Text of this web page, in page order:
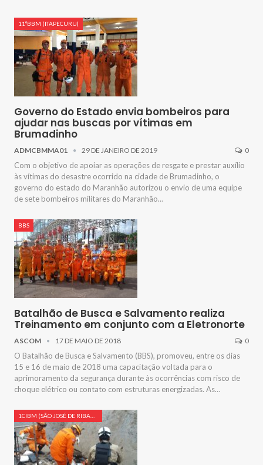
11ºBBM (ITAPECURU)
Governo do Estado envia bombeiros para
ajudar nas buscas por vítimas em
Brumadinho
ADMCBMMA01 29 DE JANEIRO DE 2019 0
Com o objetivo de apoiar as operações de resgate e prestar auxílio
às vítimas do desastre ocorrido na cidade de Brumadinho, o
governo do estado do Maranhão autorizou o envio de uma equipe
de sete bombeiros militares do Maranhão…
BBS
Batalhão de Busca e Salvamento realiza
Treinamento em conjunto com a Eletronorte
ASCOM 17 DE MAIO DE 2018 0
O Batalhão de Busca e Salvamento (BBS), promoveu, entre os dias
15 e 16 de maio de 2018 uma capacitação voltada para o
aprimoramento da segurança durante às ocorrências com risco de
choque elétrico ou contato com estruturas energizadas. As…